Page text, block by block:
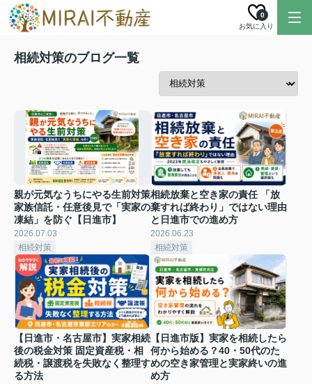
お気に入り
0
相続対策のブログ一覧
親が元気なうちにやる生前対策
家族信託・任意後見で「実家の
凍結」を防ぐ【日進市】
2026.07.03
相続対策
相続放棄と空き家の責任 「放
棄すれば終わり」ではない理由
と日進市での進め方
2026.06.23
相続対策
【日進市・名古屋市】実家相続
後の税金対策 固定資産税・相
続税・譲渡税を失敗なく整理す
る方法
【日進市版】実家を相続したら
何から始める？40・50代のた
めの空き家管理と実家終いの進
め方